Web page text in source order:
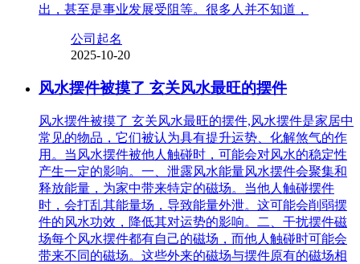
出，甚至是事业发展受阻等。很多人并不知道，
公司起名
2025-10-20
风水摆件被摸了 玄关风水最旺的摆件
风水摆件被摸了 玄关风水最旺的摆件,风水摆件是家居中
常见的物品，它们被认为具有提升运势、化解煞气的作
用。当风水摆件被他人触碰时，可能会对风水的稳定性
产生一定的影响。一、泄露风水能量风水摆件会聚集和
释放能量，为家中带来特定的磁场。当他人触碰摆件
时，会打乱其能量场，导致能量外泄。这可能会削弱摆
件的风水功效，降低其对运势的影响。二、干扰摆件磁
场每个风水摆件都有自己的磁场，而他人触碰时可能会
带来不同的磁场。这些外来的磁场与摆件原有的磁场相